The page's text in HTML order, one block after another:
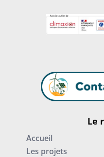
Le
Accueil
Les projets